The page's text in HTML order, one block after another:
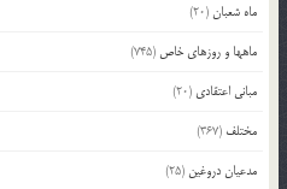
ماه شعبان(20)
ماهها و روزهای خاص (745)
مبانی اعتقادی (20)
مختلف (367)
مدعیان دروغین (25)